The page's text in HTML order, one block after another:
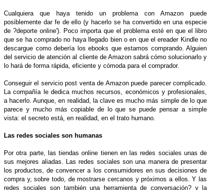
Cualquiera que haya tenido un problema con Amazon puede
posiblemente dar fe de ello (y hacerlo se ha convertido en una especie
de ?deporte online'). Poco importa que el problema esté en que el libro
que se ha comprado no haya llegado bien o en que el ereader Kindle no
descargue como debería los ebooks que estamos comprando. Alguien
del servicio de atención al cliente de Amazon sabrá cómo solucionarlo y
lo hará de forma rápida, eficiente y cómoda para el comprador.
Conseguir el servicio post venta de Amazon puede parecer complicado.
La compañía le dedica muchos recursos, económicos y profesionales,
a hacerlo. Aunque, en realidad, la clave es mucho más simple de lo que
parece y mucho más copiable de lo que se puede pensar a simple
vista: el secreto está, en realidad, en el trato humano.
Las redes sociales son humanas
Por otra parte, las tiendas online tienen en las redes sociales unas de
sus mejores aliadas. Las redes sociales son una manera de presentar
los productos, de convencer a los consumidores en sus decisiones de
compra y, sobre todo, de mostrarse cercanos y próximos a ellos. Y las
redes sociales son también una herramienta de conversación? y la